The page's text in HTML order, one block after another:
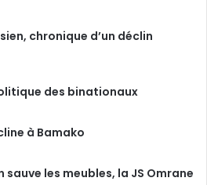
chronique d’un déclin
des binationaux
à Bamako
sauve les meubles, la JS Omrane